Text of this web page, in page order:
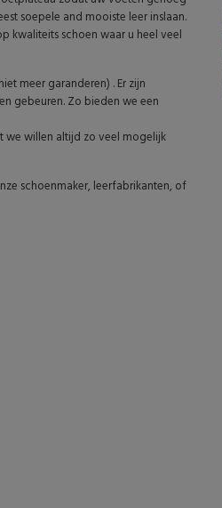
soepele and mooiste leer inslaan.
kwaliteits schoen waar u heel veel
meer garanderen) . Er zijn
gebeuren. Zo bieden we een
we willen altijd zo veel mogelijk
schoenmaker, leerfabrikanten, of